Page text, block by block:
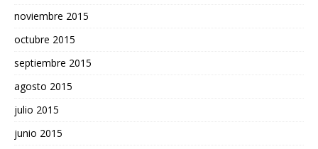
noviembre 2015
octubre 2015
septiembre 2015
agosto 2015
julio 2015
junio 2015